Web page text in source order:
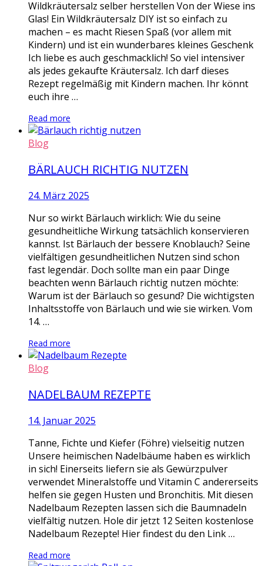
Wildkräutersalz selber herstellen Von der Wiese ins
Glas! Ein Wildkräutersalz DIY ist so einfach zu
machen – es macht Riesen Spaß (vor allem mit
Kindern) und ist ein wunderbares kleines Geschenk
Ich liebe es auch geschmacklich! So viel intensiver
als jedes gekaufte Kräutersalz. Ich darf dieses
Rezept regelmäßig mit Kindern machen. Ihr könnt
euch ihre …
Read more
Blog
BÄRLAUCH RICHTIG NUTZEN
24. März 2025
Nur so wirkt Bärlauch wirklich: Wie du seine
gesundheitliche Wirkung tatsächlich konservieren
kannst. Ist Bärlauch der bessere Knoblauch? Seine
vielfältigen gesundheitlichen Nutzen sind schon
fast legendär. Doch sollte man ein paar Dinge
beachten wenn Bärlauch richtig nutzen möchte:
Warum ist der Bärlauch so gesund? Die wichtigsten
Inhaltsstoffe von Bärlauch und wie sie wirken. Vom
14. …
Read more
Blog
NADELBAUM REZEPTE
14. Januar 2025
Tanne, Fichte und Kiefer (Föhre) vielseitig nutzen
Unsere heimischen Nadelbäume haben es wirklich
in sich! Einerseits liefern sie als Gewürzpulver
verwendet Mineralstoffe und Vitamin C andererseits
helfen sie gegen Husten und Bronchitis. Mit diesen
Nadelbaum Rezepten lassen sich die Baumnadeln
vielfältig nutzen. Hole dir jetzt 12 Seiten kostenlose
Nadelbaum Rezepte! Hier findest du den Link …
Read more